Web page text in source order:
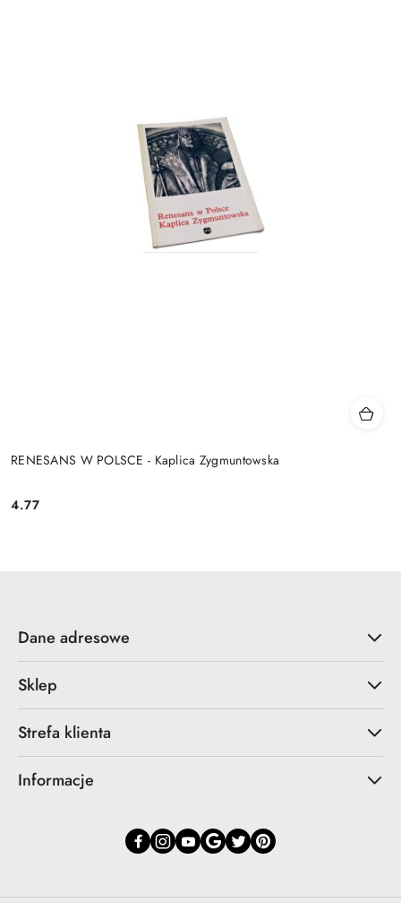
RENESANS W POLSCE - Kaplica Zygmuntowska
Cena:
4.77
Dane adresowe
Sklep
Strefa klienta
Informacje